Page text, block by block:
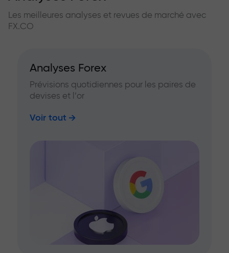
Les meilleures analyses et revues de marché avec
FX.CO
Analyses Forex
Prévisions quotidiennes pour les paires de
devises et l’or
Voir tout